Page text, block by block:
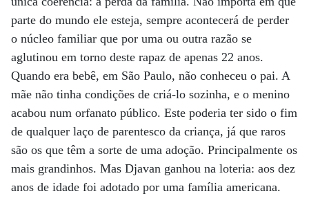
parte do mundo ele esteja, sempre acontecerá de perder
o núcleo familiar que por uma ou outra razão se
aglutinou em torno deste rapaz de apenas 22 anos.
Quando era bebê, em São Paulo, não conheceu o pai. A
mãe não tinha condições de criá-lo sozinha, e o menino
acabou num orfanato público. Este poderia ter sido o fim
de qualquer laço de parentesco da criança, já que raros
são os que têm a sorte de uma adoção. Principalmente os
mais grandinhos. Mas Djavan ganhou na loteria: aos dez
anos de idade foi adotado por uma família americana.